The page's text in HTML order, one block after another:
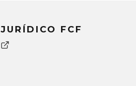
JURÍDICO FCF